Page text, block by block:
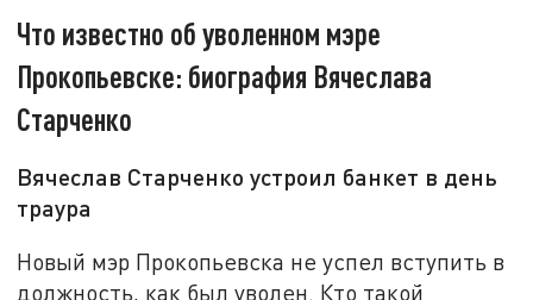
Что известно об уволенном мэре
Прокопьевске: биография Вячеслава
Старченко
Вячеслав Старченко устроил банкет в день
траура
Новый мэр Прокопьевска не успел вступить в
должность, как был уволен. Кто такой